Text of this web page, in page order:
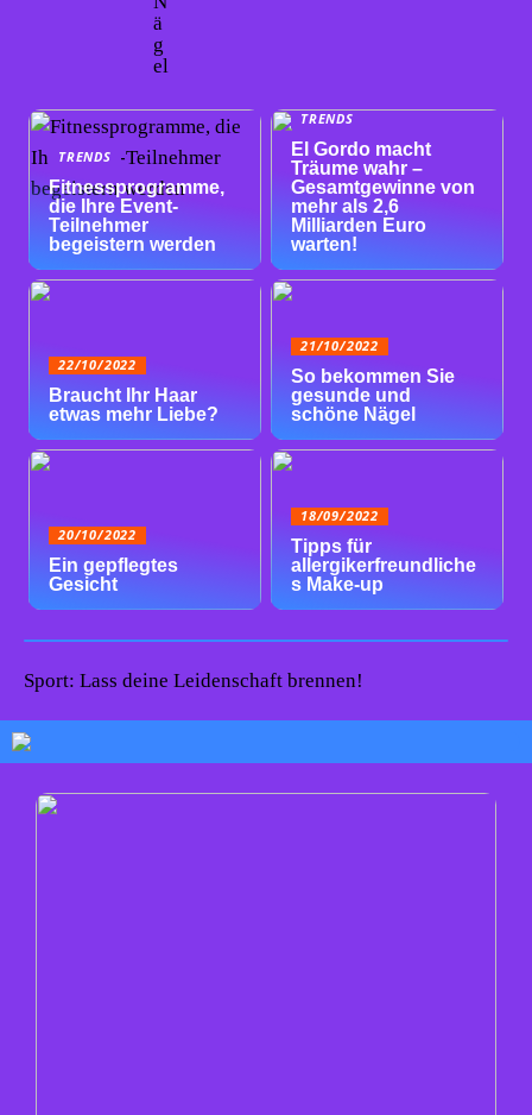
ä
g
el
TRENDS
Fitnessprogramme,
die Ihre Event-
Teilnehmer
begeistern werden
TRENDS
El Gordo macht
Träume wahr –
Gesamtgewinne von
mehr als 2,6
Milliarden Euro
warten!
22/10/2022
Braucht Ihr Haar
etwas mehr Liebe?
21/10/2022
So bekommen Sie
gesunde und
schöne Nägel
20/10/2022
Ein gepflegtes
Gesicht
18/09/2022
Tipps für
allergikerfreundliche
s Make-up
Sport: Lass deine Leidenschaft brennen!